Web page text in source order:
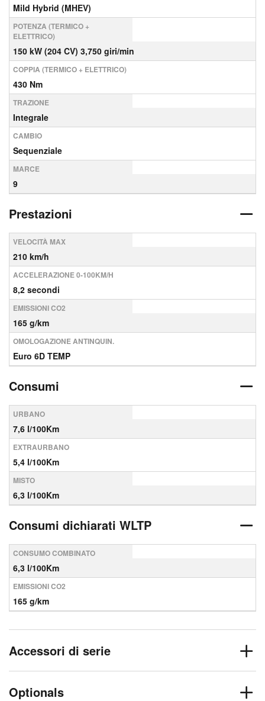
Mild Hybrid (MHEV)
POTENZA (TERMICO +
ELETTRICO)
150 kW (204 CV) 3,750 giri/min
COPPIA (TERMICO + ELETTRICO)
430 Nm
TRAZIONE
Integrale
CAMBIO
Sequenziale
MARCE
9
Prestazioni
VELOCITÀ MAX
210 km/h
ACCELERAZIONE 0-100KM/H
8,2 secondi
EMISSIONI CO2
165 g/km
OMOLOGAZIONE ANTINQUIN.
Euro 6D TEMP
Consumi
URBANO
7,6 l/100Km
EXTRAURBANO
5,4 l/100Km
MISTO
6,3 l/100Km
Consumi dichiarati WLTP
CONSUMO COMBINATO
6,3 l/100Km
EMISSIONI CO2
165 g/km
Accessori di serie
Optionals